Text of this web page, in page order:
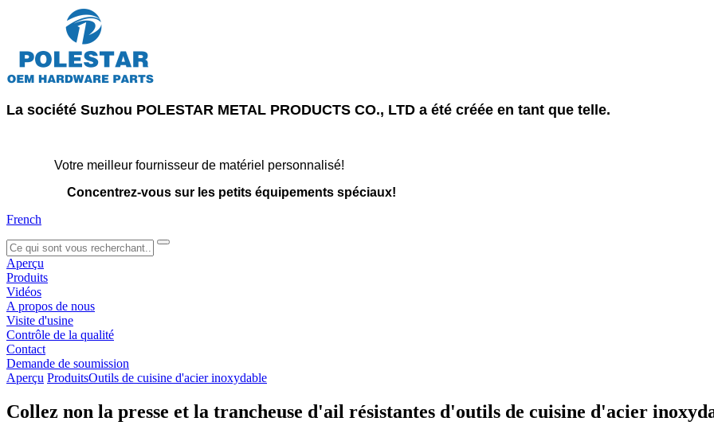
La société Suzhou POLESTAR METAL PRODUCTS CO., LTD a été créée en tant que telle.
Votre meilleur fournisseur de matériel personnalisé!
Concentrez-vous sur les petits équipements spéciaux!
French
search
Aperçu
Produits
Vidéos
A propos de nous
Visite d'usine
Contrôle de la qualité
Contact
Demande de soumission
Aperçu ProduitsOutils de cuisine d'acier inoxydable
Collez non la presse et la trancheuse d'ail résistantes d'outils de cuisine d'acier